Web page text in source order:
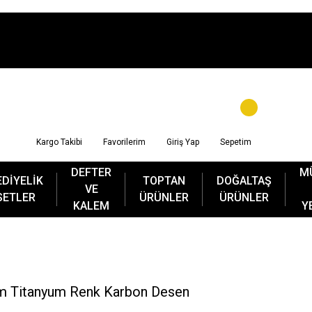
Kargo Takibi Favorilerim Giriş Yap Sepetim
DEFTER
VE
KALEM
TOPTAN
ÜRÜNLER
DOĞALTAŞ
ÜRÜNLER
Titanyum Renk Karbon Desen